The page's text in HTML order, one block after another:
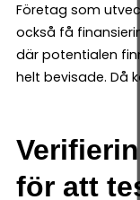
Företag som
också få
där potentialen
helt bevisade. Då
för att